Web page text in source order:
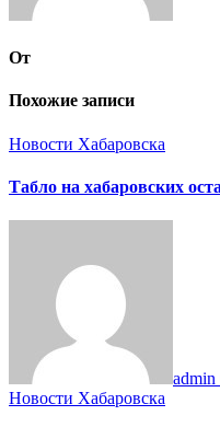
От
Похожие записи
Новости Хабаровска
Табло на хабаровских
admin
Новости Хабаровска